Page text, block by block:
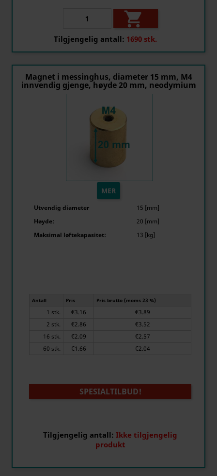

Tilgjengelig antall: 1690 stk.
Magnet i messinghus, diameter 15 mm, M4
innvendig gjenge, høyde 20 mm, neodymium
MER
Utvendig diameter
15 [mm]
Høyde:
20 [mm]
Maksimal løftekapasitet:
13 [kg]
Antall Pris Pris brutto (moms 23 %)
1 stk. €3.16
€3.89
2 stk.
€2.86
€3.52
16 stk.
€2.09
€2.57
60 stk.
€1.66 €2.04
SPESIALTILBUD!
Tilgjengelig antall: Ikke tilgjengelig
produkt